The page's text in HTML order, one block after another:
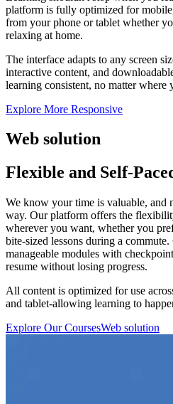
platform is fully optimized for
from your phone or tablet whether
relaxing at home.
The interface adapts to any screen
interactive content, and
learning consistent, no matter where
Explore More Responsive
Web solution
Flexible and Self-
We know your time is valuable, and
way. Our platform offers the
wherever you want, whether you
bite-sized lessons during a
manageable modules with
resume without losing progress.
All content is optimized for use
and tablet-allowing learning to
Explore Our CoursesWeb solution